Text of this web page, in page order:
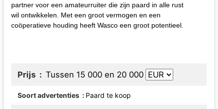
partner voor een amateurruiter die zijn paard in alle rust
wil ontwikkelen. Met een groot vermogen en een
coöperatieve houding heeft Wasco een groot potentieel.
Prijs Tussen 15 000 en 20 000
Soort advertenties Paard te koop